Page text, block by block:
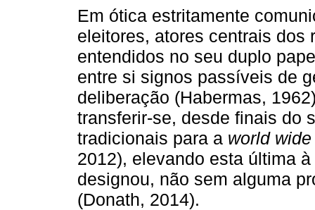
Em ótica estritamente
eleitores, atores centrais dos
entendidos no seu duplo
entre si signos passíveis de
deliberação (Habermas,
transferir-se, desde finais do
tradicionais para a world
2012), elevando esta última
designou, não sem alguma
(Donath, 2014).